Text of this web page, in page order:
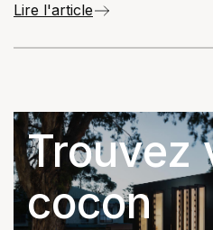
Lire l'article
Trouvez
cocon